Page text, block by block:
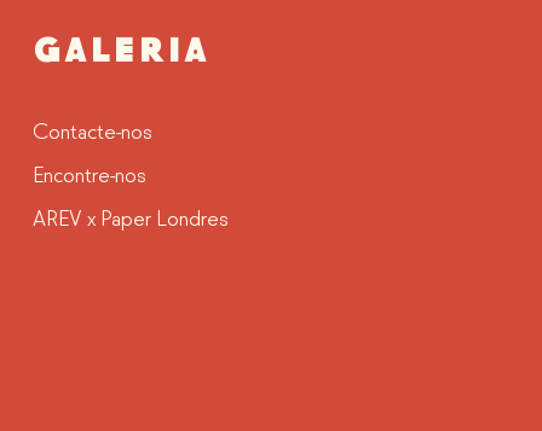
GALERIA
Contacte-nos
Encontre-nos
AREV x Paper Londres